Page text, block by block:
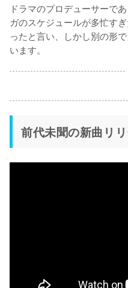
ドラマのプロデューサーで
ガのスケジュールが多忙す
ったと言い、しかし別の形
前代未聞の新曲リ